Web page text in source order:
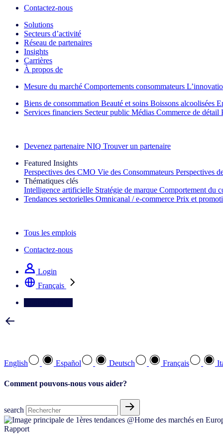
Contactez-nous
Solutions
Secteurs d’activité
Réseau de partenaires
Insights
Carrières
À propos de
Mesure du marché Comportements consommateurs
Biens de consommation Beauté et soins Boissons alcoolisées
Services financiers Secteur public Médias Commerce de détail
Devenez partenaire NIQ Trouver un partenaire
Featured Insights
Perspectives des CMO Vie des Consommateurs Perspectives
Thématiques clés
Intelligence artificielle Stratégie de marque Comportement du
Tendances sectorielles Omnicanal / e‑commerce Prix et
Tous les emplois
Contactez-nous
Login
Français
English Español Deutsch Français
Comment pouvons-nous vous aider?
search
Rapport